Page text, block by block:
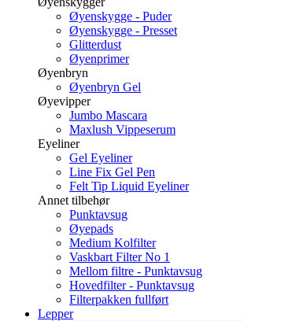
Øyenskygge - Puder
Øyenskygge - Presset
Glitterdust
Øyenprimer
Øyenbryn
Øyenbryn Gel
Øyevipper
Jumbo Mascara
Maxlush Vippeserum
Eyeliner
Gel Eyeliner
Line Fix Gel Pen
Felt Tip Liquid Eyeliner
Annet tilbehør
Punktavsug
Øyepads
Medium Kolfilter
Vaskbart Filter No 1
Mellom filtre - Punktavsug
Hovedfilter - Punktavsug
Filterpakken fullført
Lepper